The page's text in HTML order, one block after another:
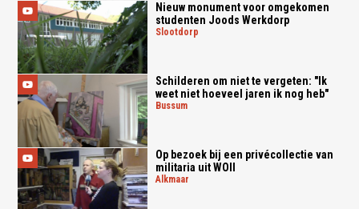
Nieuw monument voor omgekomen
studenten Joods Werkdorp
slootdorp
Schilderen om niet te vergeten: "Ik
weet niet hoeveel jaren ik nog heb"
bussum
Op bezoek bij een privécollectie van
militaria uit WOII
alkmaar